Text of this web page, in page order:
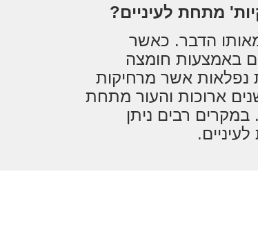
מתחת לעיניים?
הדבר. כאשר
באמצעות חומצה
נפלאות אשר מרחיקות
ארוכות והעור מתחת
רבים ניתן